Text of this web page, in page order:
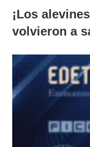
¡Los
volvieron a